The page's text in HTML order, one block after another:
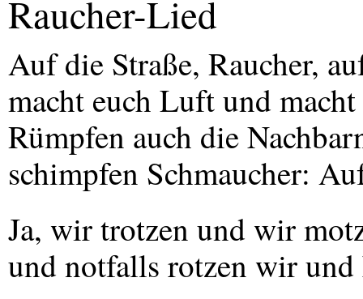
Raucher-Lied
Auf die Straße, Raucher,
macht euch Luft und
Rümpfen auch die
schimpfen Schmaucher:
Ja, wir trotzen und wir
und notfalls rotzen wir und